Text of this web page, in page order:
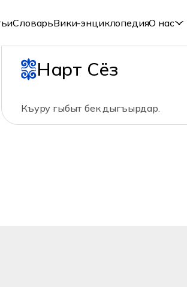
СловарьВики-энциклопедияО нас
Нарт Сёз
Къуру гыбыт бек дыгъырдар.